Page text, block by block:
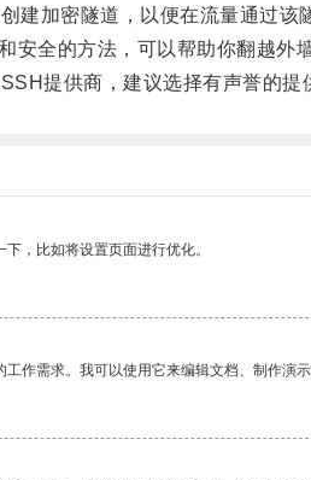
加密隧道，以便在流量通过该
全的方法，可以帮助你翻越外
提供商，建议选择有声誉的提
，比如将设置页面进行优化。
作需求。我可以使用它来编辑文档、制作演示